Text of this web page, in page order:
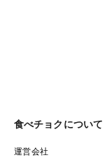
食べチョクについて
運営会社